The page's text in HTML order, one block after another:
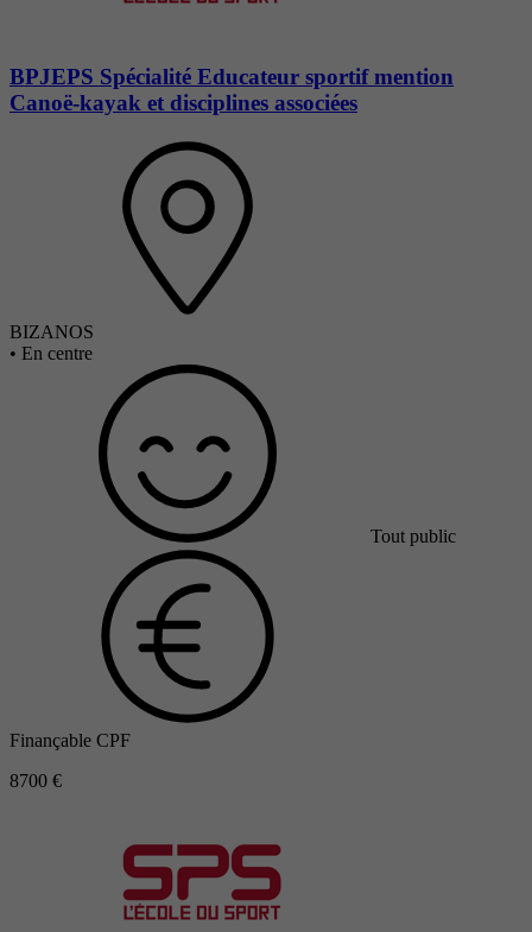
BPJEPS Spécialité Educateur sportif mention
Canoë-kayak et disciplines associées
BIZANOS
• En centre
Tout public
Finançable CPF
8700 €